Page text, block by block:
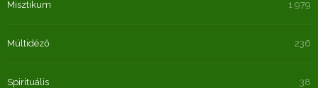
Misztikum 1 979
Múltidéző 236
Spirituális 38